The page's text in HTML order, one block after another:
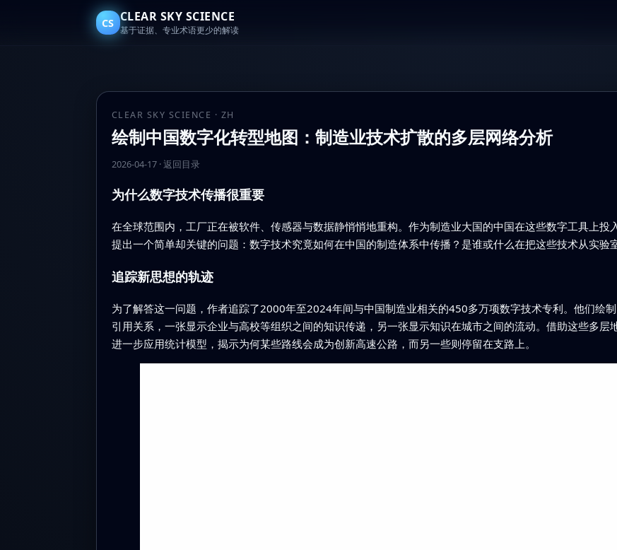
CS CLEAR SKY SCIENCE
基于证据、专业术语更少的解读
CLEAR SKY SCIENCE · ZH
绘制中国数字化转型地图：制造业技术扩散的多层网络分析
2026-04-17· 返回目录
为什么数字技术传播很重要
在全球范围内，工厂正在被软件、传感器与数据静悄悄地重构。作为制造业大国的中国在这些数字工具上
提出一个简单却关键的问题：数字技术究竟如何在中国的制造体系中传播？是谁或什么在把这些技术从实验
追踪新思想的轨迹
为了解答这一问题，作者追踪了2000年至2024年间与中国制造业相关的450多万项数字技术专利。他们绘
引用关系，一张显示企业与高校等组织之间的知识传递，另一张显示知识在城市之间的流动。借助这些多层
进一步应用统计模型，揭示为何某些路线会成为创新高速公路，而另一些则停留在支路上。